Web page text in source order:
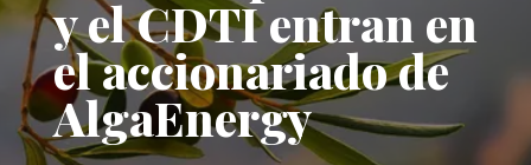
y el CDTI entran en
el accionariado de
AlgaEnergy